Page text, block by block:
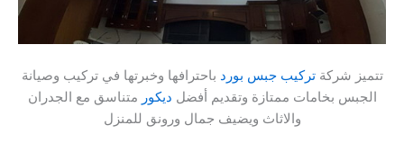
تتميز شركةتركيب جبس بورد باحترافها وخبرتها في تركيب وصيانة
الجبس بخامات ممتازة وتقديم أفضل ديكور متناسق مع الجدران
والاثاث ويضيف جمال ورونق للمنزل